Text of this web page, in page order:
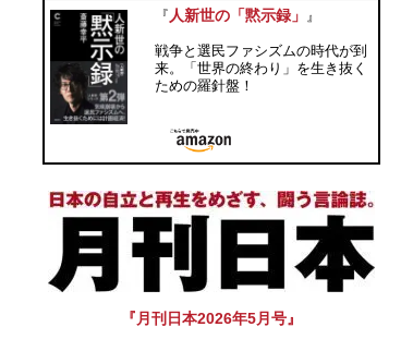
『 人新世の「黙示録」 』
戦争と選民ファシズムの時代が到
来。「世界の終わり」を生き抜く
ための羅針盤！
『月刊日本2026年5月号』